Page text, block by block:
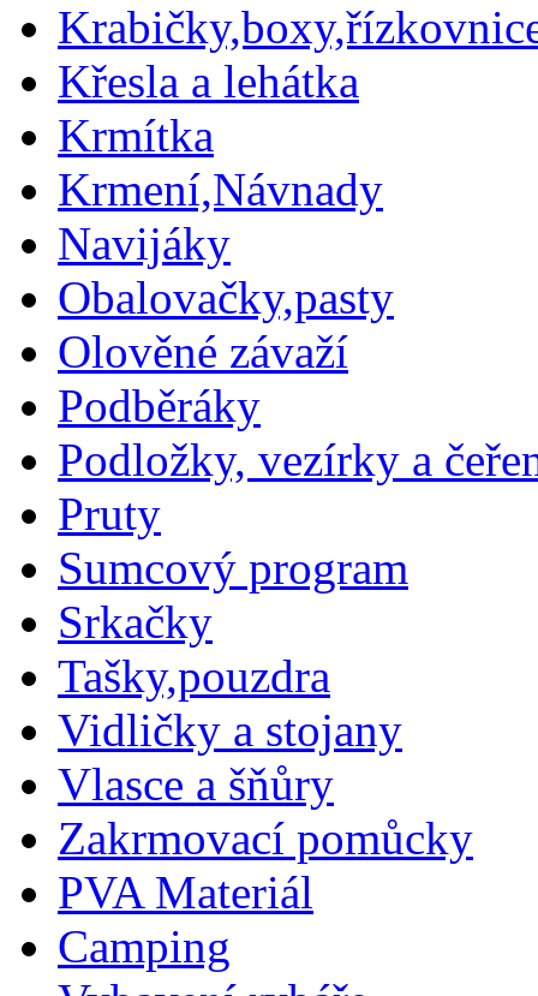
Křesla a lehátka
Krmítka
Krmení,Návnady
Navijáky
Obalovačky,pasty
Olověné závaží
Podběráky
Podložky, vezírky a
Pruty
Sumcový program
Srkačky
Tašky,pouzdra
Vidličky a stojany
Vlasce a šňůry
Zakrmovací pomůcky
PVA Materiál
Camping